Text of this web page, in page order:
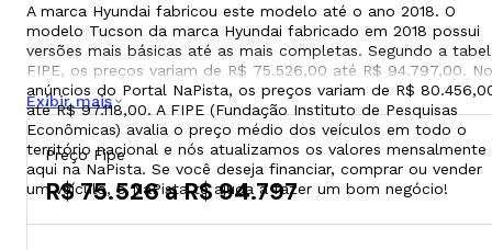
A marca Hyundai fabricou este modelo até o ano 2018. O
modelo Tucson da marca Hyundai fabricado em 2018 possui
versões mais básicas até as mais completas. Segundo a
FIPE, os preços variam de R$ 75.526,00 até R$ 94.797,00.
anúncios do Portal NaPista, os preços variam de R$
até R$ 97.118,00. A FIPE (Fundação Instituto de Pesquisas
Econômicas) avalia o preço médio dos veículos em todo o
território nacional e nós atualizamos os valores mensalmente
aqui na NaPista. Se você deseja financiar, comprar ou vender
um veículo, o NaPista te ajuda a fazer um bom negócio!
Exibir mais
Preço Fipe
R$ 75.526 a R$ 94.797